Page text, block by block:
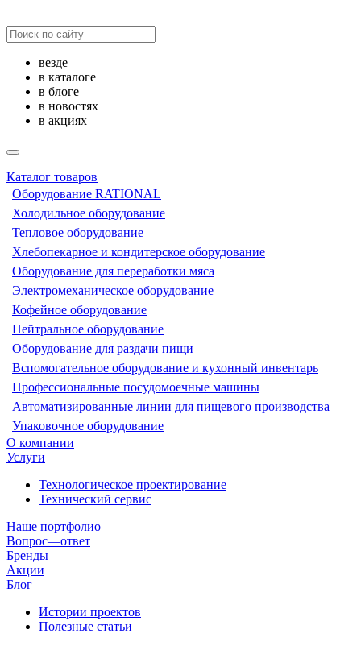
везде
в каталоге
в блоге
в новостях
в акциях
Каталог товаров
Оборудование RATIONAL
Холодильное оборудование
Тепловое оборудование
Хлебопекарное и кондитерское оборудование
Оборудование для переработки мяса
Электромеханическое оборудование
Кофейное оборудование
Нейтральное оборудование
Оборудование для раздачи пищи
Вспомогательное оборудование и кухонный инвентарь
Профессиональные посудомоечные машины
Автоматизированные линии для пищевого производства
Упаковочное оборудование
О компании
Услуги
Технологическое проектирование
Технический сервис
Наше портфолио
Вопрос—ответ
Бренды
Акции
Блог
Истории проектов
Полезные статьи